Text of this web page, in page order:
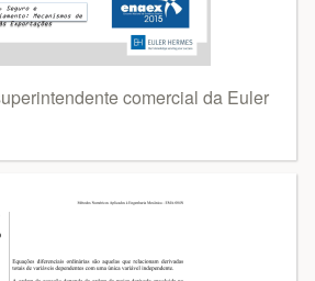
comercial da Euler